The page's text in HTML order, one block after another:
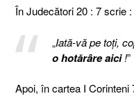
În Judecători 20 : 7 scrie :
„Iată-vă pe toţi,
o hotărâre aici!”
Apoi, în cartea I Corinteni